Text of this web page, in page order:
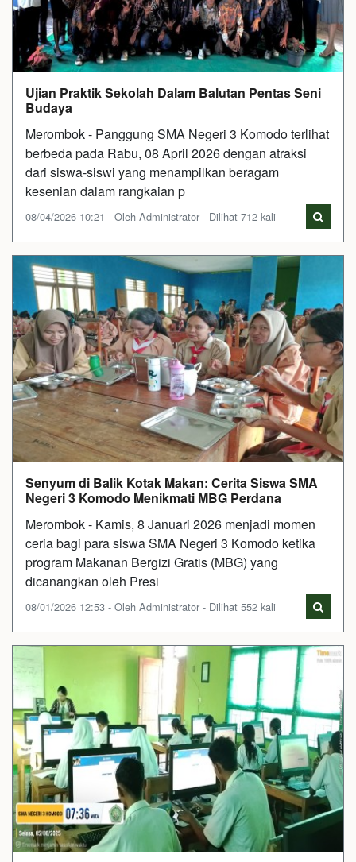
Ujian Praktik Sekolah Dalam Balutan Pentas Seni
Budaya
Merombok - Panggung SMA Negeri 3 Komodo terlihat
berbeda pada Rabu, 08 April 2026 dengan atraksi
dari siswa-siswi yang menampilkan beragam
kesenian dalam rangkaian p
08/04/2026 10:21 - Oleh Administrator - Dilihat 712 kali
Senyum di Balik Kotak Makan: Cerita Siswa SMA
Negeri 3 Komodo Menikmati MBG Perdana
Merombok - Kamis, 8 Januari 2026 menjadi momen
ceria bagi para siswa SMA Negeri 3 Komodo ketika
program Makanan Bergizi Gratis (MBG) yang
dicanangkan oleh Presi
08/01/2026 12:53 - Oleh Administrator - Dilihat 552 kali